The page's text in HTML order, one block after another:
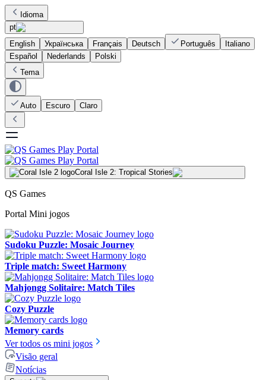
Idioma
pt
English
Українська Français Deutsch Português
Italiano
Español
Nederlands
Polski
Tema
Auto Escuro Claro
Coral Isle 2: Tropical Stories
QS Games
Portal Mini jogos
Sudoku Puzzle: Mosaic Journey
Triple match: Sweet Harmony
Mahjongg Solitaire: Match Tiles
Cozy Puzzle
Memory cards
Ver todos os mini jogos
Visão geral
Notícias